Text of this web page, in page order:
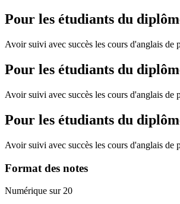
Pour les étudiants du
Avoir suivi avec succès les cours d'anglais de
Pour les étudiants du
Avoir suivi avec succès les cours d'anglais de
Pour les étudiants du
Avoir suivi avec succès les cours d'anglais de
Format des notes
Numérique sur 20